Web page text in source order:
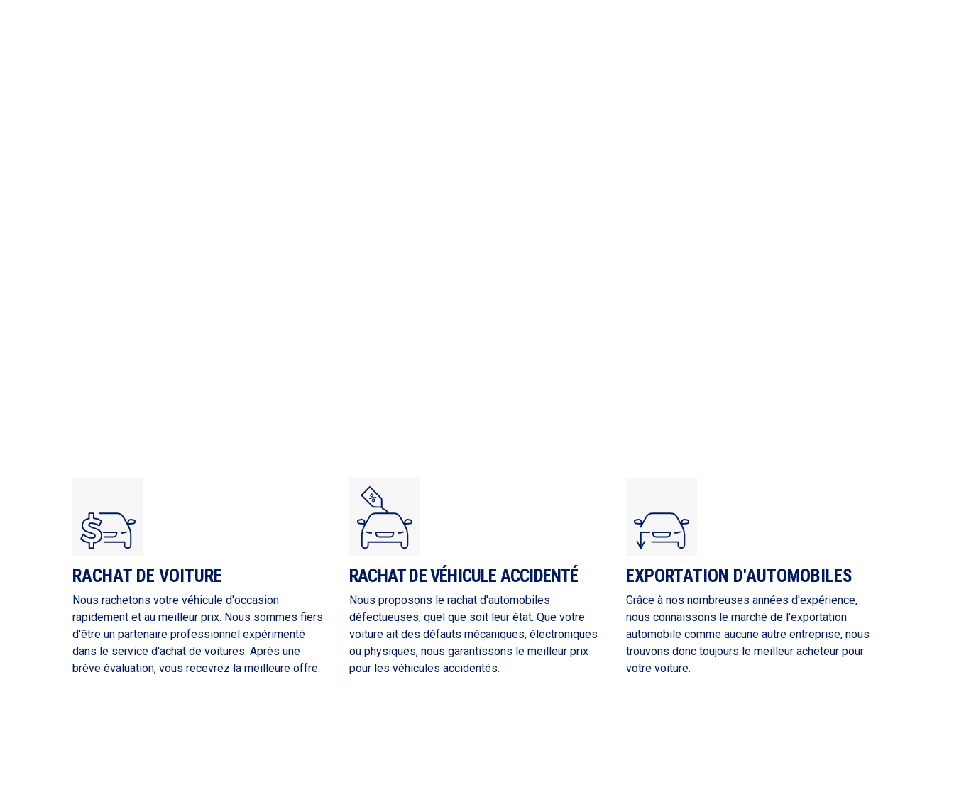
RACHAT DE VOITURE
Nous rachetons votre véhicule d'occasion
rapidement et au meilleur prix. Nous sommes fiers
d'être un partenaire professionnel expérimenté
dans le service d'achat de voitures. Après une
brève évaluation, vous recevrez la meilleure offre.
RACHAT DE VÉHICULE ACCIDENTÉ
Nous proposons le rachat d'automobiles
défectueuses, quel que soit leur état. Que votre
voiture ait des défauts mécaniques, électroniques
ou physiques, nous garantissons le meilleur prix
pour les véhicules accidentés.
EXPORTATION D'AUTOMOBILES
Grâce à nos nombreuses années d'expérience,
nous connaissons le marché de l'exportation
automobile comme aucune autre entreprise, nous
trouvons donc toujours le meilleur acheteur pour
votre voiture.